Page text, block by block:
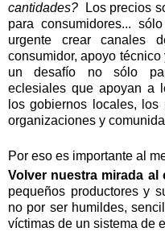
cantidades?
Los precios
para consumidores...
urgente crear canales
consumidor, apoyo
un desafío no sólo
eclesiales que apoyan a
los gobiernos locales,
organizaciones y
Por eso es importante al
Volver nuestra mirada al
pequeños productores y
no por ser humildes,
víctimas de un sistema de